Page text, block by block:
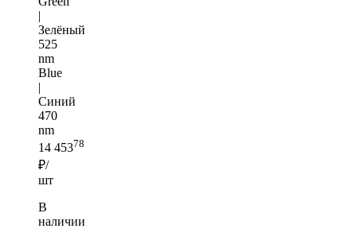
|
Зелёный
525
nm
Blue
|
Синий
470
nm
14 45378
₽/
шт
В
наличии